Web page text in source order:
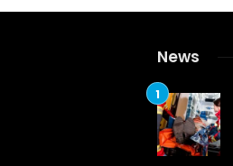
News